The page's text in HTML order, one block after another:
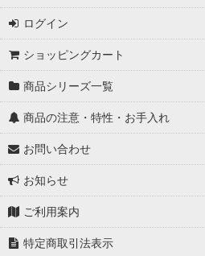
ログイン
ショッピングカート
商品シリーズ一覧
商品の注意・特性・お手入れ
お問い合わせ
お知らせ
ご利用案内
特定商取引法表示